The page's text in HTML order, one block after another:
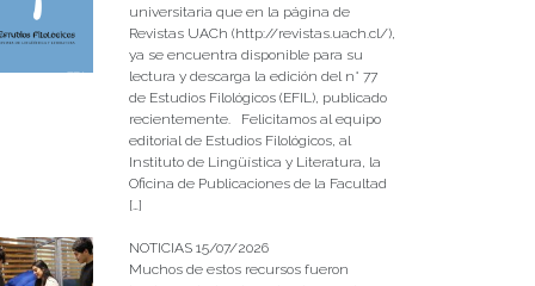
universitaria que en la página de
Revistas UACh (http://revistas.uach.cl/),
ya se encuentra disponible para su
lectura y descarga la edición del n° 77
de Estudios Filológicos (EFIL), publicado
recientemente. Felicitamos al equipo
editorial de Estudios Filológicos, al
Instituto de Lingüística y Literatura, la
Oficina de Publicaciones de la Facultad
[…]
NOTICIAS 15/07/2026
Muchos de estos recursos fueron